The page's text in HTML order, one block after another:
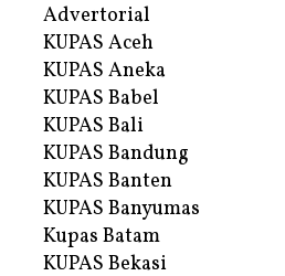
Advertorial
KUPAS Aceh
KUPAS Aneka
KUPAS Babel
KUPAS Bali
KUPAS Bandung
KUPAS Banten
KUPAS Banyumas
Kupas Batam
KUPAS Bekasi